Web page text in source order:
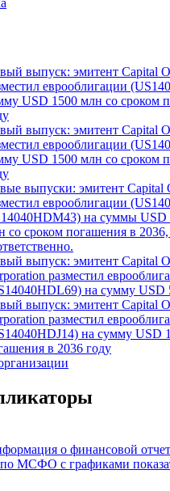
Transcript
выпуск: эмитент Capital
еврооблигации
USD 1500 млн со сроком
выпуск: эмитент Capital
еврооблигации
USD 1500 млн со сроком
выпуски: эмитент Capital
еврооблигации
на суммы USD
со сроком погашения в 2036,
выпуск: эмитент Capital
разместил
на сумму USD
выпуск: эмитент Capital
в 2036 году